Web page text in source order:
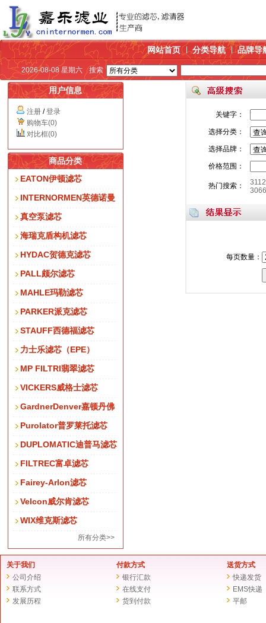
网站首页 分类导航 品牌导
2026-08-08 星期六 搜索
用户信息
注册/登录
购物车(0)
对比框(0)
商品分类
EATON伊顿滤芯
INTERNORMEN英德诺曼
真空泵滤芯
海瑞克盾构机滤芯
HYDAC贺德克滤芯
PALL颇尔滤芯
MAHLE玛勒滤芯
PARKER派克滤芯
STAUFF西德福滤芯
力士乐滤芯（EPE）
MP FILTRI翡翠滤芯
VICKERS威格士滤芯
GardnerDenver嘉顿丹佛
Purolator普罗莱托滤芯
DUPLOMATIC迪普马滤芯
FILTREC富卓滤芯
Fairey-Arlon滤芯
Velcon威尔肯滤芯
WIX维克斯滤芯
所有分类>>
关键字：
选择分类：
选择品牌：
价格范围：
热门搜索：
每页数量：
关于我们
公司介绍
联系方式
发展历程
付款方式
银行汇款
在线支付
货到付款
送货方式
快递发货
EMS快递
平邮